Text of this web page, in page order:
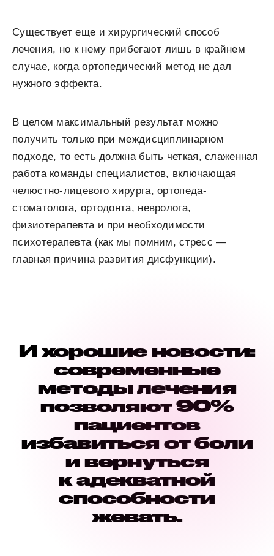
Существует еще и хирургический способ
лечения, но к нему прибегают лишь в крайнем
случае, когда ортопедический метод не дал
нужного эффекта.
В целом максимальный результат можно
получить только при междисциплинарном
подходе, то есть должна быть четкая, слаженная
работа команды специалистов, включающая
челюстно-лицевого хирурга, ортопеда-
стоматолога, ортодонта, невролога,
физиотерапевта и при необходимости
психотерапевта (как мы помним, стресс —
главная причина развития дисфункции).
И хорошие новости:
современные
методы лечения
позволяют 90%
пациентов
избавиться от боли
и вернуться
к адекватной
способности
жевать.